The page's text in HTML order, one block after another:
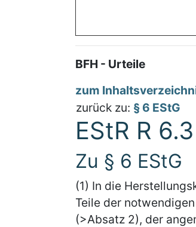
BFH - Urteile
zum
zurück zu: § 6 EStG
EStR R
Zu § 6 EStG
(1) In die
Teile der
(>Absatz 2), der